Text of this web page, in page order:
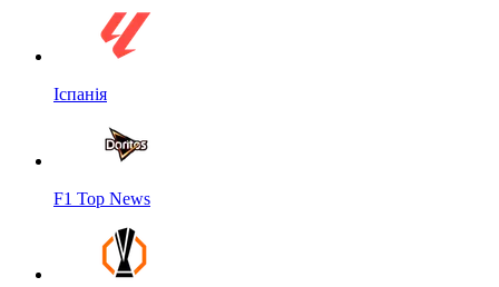
Іспанія
F1 Top News